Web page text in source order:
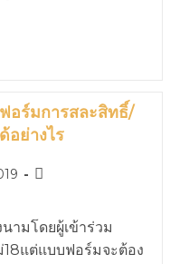
อร์มการสละสิทธิ์/
อย่างไร
ามโดยผู้เข้าร่วม
แต่แบบฟอร์มจะต้อง